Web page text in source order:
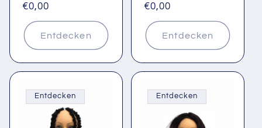
Normaler
Preis
€0,00
Entdecken
Normaler
Preis
€0,00
Entdecken
Entdecken Entdecken